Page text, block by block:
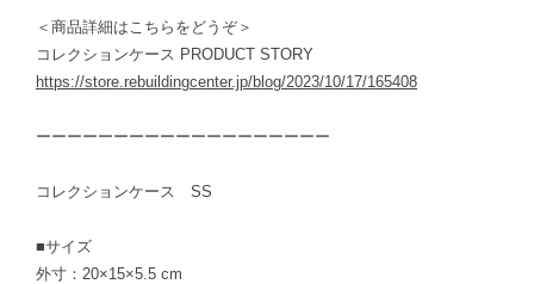
＜商品詳細はこちらをどうぞ＞
コレクションケース PRODUCT STORY
https://store.rebuildingcenter.jp/blog/2023/10/17/165408
ーーーーーーーーーーーーーーーーーーー
コレクションケース SS
■サイズ
外寸：20×15×5.5 cm